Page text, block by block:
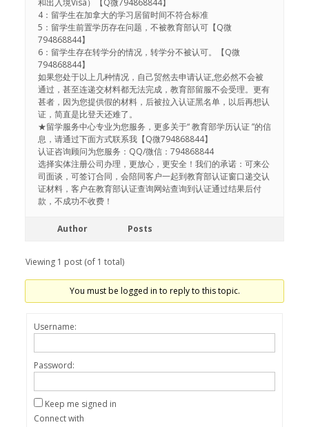
和出入境Visa）【Q微794868844】
4：留学生在加拿大的学习居留时间不符合标准
5：留学生前置学历存在问题，不被教育部认可【Q微
794868844】
6：留学生存在转学分的情况，转学分不被认可。【Q微
794868844】
如果您处于以上几种情况，自己贸然去申请认证,您必然不会被
通过，甚至连递交材料都无法完成，教育部留服不会受理。更有
甚者，因为您提供假的材料，后被拉入认证黑名单，以后再想认
证，简直是比登天还难了。
★留学服务中心专业为您服务，更多关于“ 教育部学历认证 ”的信
息，请通过下面方式联系我【Q微794868844】
认证咨询顾问为您服务：QQ/微信：794868844
选择实体注册公司办理，更放心，更安全！我们的承诺：可来公
司面谈，可签订合同，会陪同客户一起到教育部认证窗口递交认
证材料，客户在教育部认证查询网站查询到认证通过结果后付
款，不成功不收费！
Author Posts
Viewing 1 post (of 1 total)
You must be logged in to reply to this topic.
Username:
Password:
Keep me signed in
Connect with